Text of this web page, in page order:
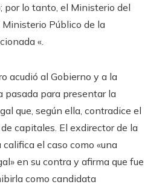
por lo tanto, el Ministerio del
Público de la
«.
acudió al Gobierno y a la
pasada para presentar la
que, según ella, contradice el
capitales. El exdirector de la
el caso como «una
en su contra y afirma que fue
como candidata